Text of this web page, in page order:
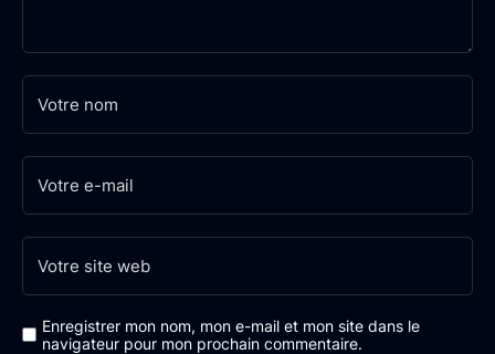
Enregistrer mon nom, mon e-mail et mon site dans le
navigateur pour mon prochain commentaire.